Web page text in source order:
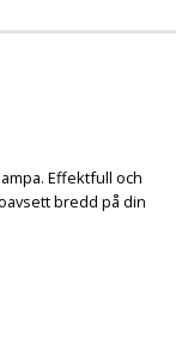
Effektfull och
bredd på din